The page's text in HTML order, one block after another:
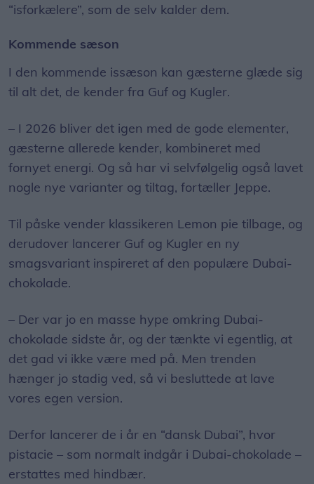
“isforkælere”, som de selv kalder dem.
Kommende sæson
I den kommende issæson kan gæsterne glæde sig
til alt det, de kender fra Guf og Kugler.
– I 2026 bliver det igen med de gode elementer,
gæsterne allerede kender, kombineret med
fornyet energi. Og så har vi selvfølgelig også lavet
nogle nye varianter og tiltag, fortæller Jeppe.
Til påske vender klassikeren Lemon pie tilbage, og
derudover lancerer Guf og Kugler en ny
smagsvariant inspireret af den populære Dubai-
chokolade.
– Der var jo en masse hype omkring Dubai-
chokolade sidste år, og der tænkte vi egentlig, at
det gad vi ikke være med på. Men trenden
hænger jo stadig ved, så vi besluttede at lave
vores egen version.
Derfor lancerer de i år en “dansk Dubai”, hvor
pistacie – som normalt indgår i Dubai-chokolade –
erstattes med hindbær.